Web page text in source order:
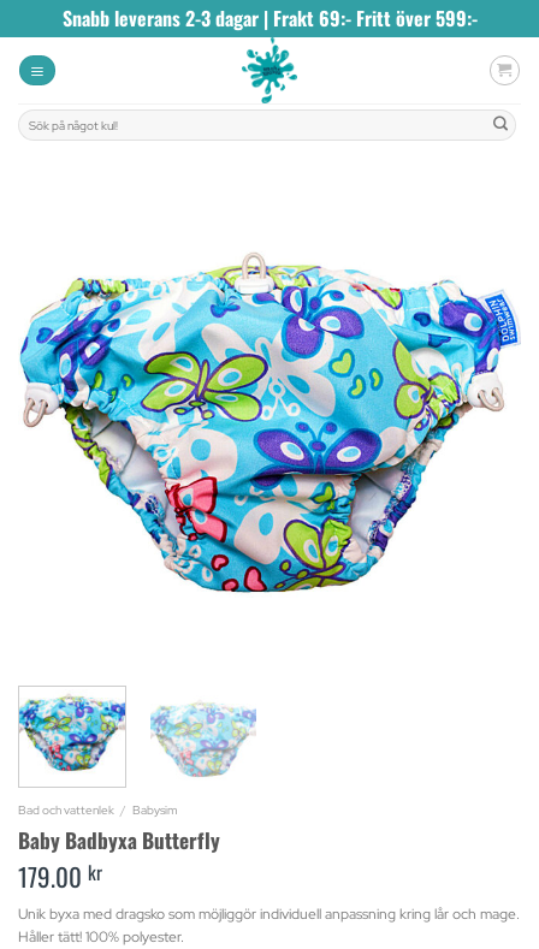
to
content
Snabb leverans 2-3 dagar | Frakt 69:- Fritt över 599:-
Sök
efter:
Bad och vattenlek / Babysim
Baby Badbyxa Butterfly
179.00 kr
Unik byxa med dragsko som möjliggör individuell anpassning kring lår och mage.
Håller tätt! 100% polyester.